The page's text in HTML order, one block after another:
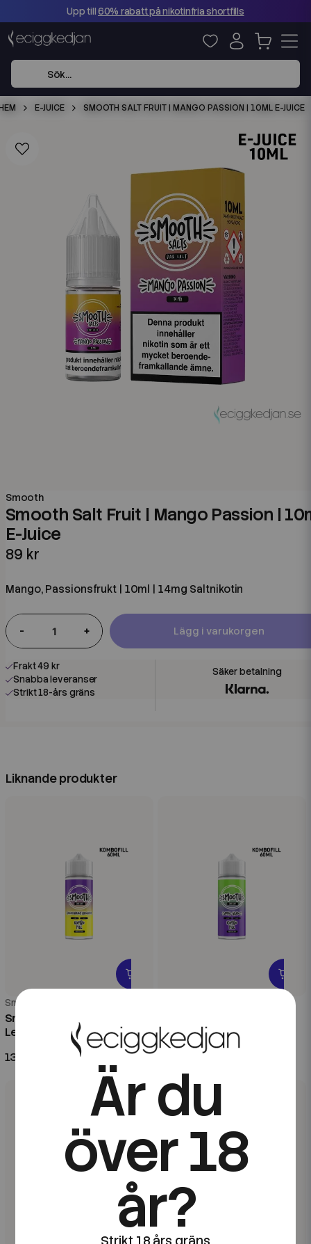
Upp till60% rabatt på nikotinfria shortfills
E-JUICE SMOOTH SALT FRUIT | MANGO PASSION | 10ML E-JUICE
Smooth
Smooth Salt Fruit | Mango Passion |
E-Juice
89 kr
Mango, Passionsfrukt | 10ml | 14mg Saltnikotin
- + Lägg i varukorgen
Frakt 49 kr
Snabba leveranser
Strikt 18-års gräns
Liknande produkter
Smooth
Smooth | Blackcurrant
Lemonade | 60ml Kombofill
139 kr
60ml Kombofill
Är du
över 18
år?